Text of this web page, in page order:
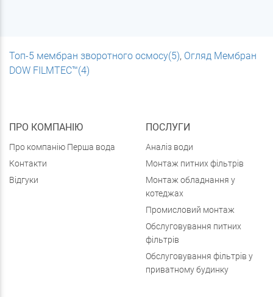
Топ-5 мембран зворотного осмосу(5), Огляд Мембран
DOW FILMTEC™(4)
ПРО КОМПАНІЮ
Про компанію Перша вода
Контакти
Відгуки
ПОСЛУГИ
Аналіз води
Монтаж питних фільтрів
Монтаж обладнання у
котеджах
Промисловий монтаж
Обслуговування питних
фільтрів
Обслуговування фільтрів у
приватному будинку